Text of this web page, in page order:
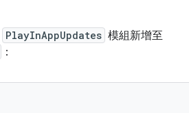
PlayInAppUpdates 模組新增至
：